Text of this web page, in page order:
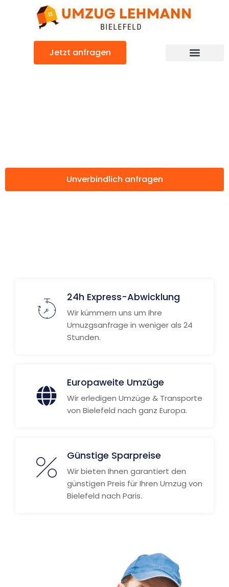
Jetzt anfragen
Unverbindlich anfragen
24h Express-Abwicklung
Wir kümmern uns um Ihre
Umuzgsanfrage in weniger als 24
Stunden.
Europaweite Umzüge
Wir erledigen Umzüge & Transporte
von Bielefeld nach ganz Europa.
Günstige Sparpreise
Wir bieten Ihnen garantiert den
günstigen Preis für Ihren Umzug von
Bielefeld nach Paris.